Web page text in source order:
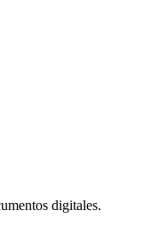
digitales.